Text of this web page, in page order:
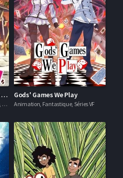
KONOSUBA - God's blessing on this wonderful world!
Animation, Aventure, Fantastique, Séries VF
Gods' Games We Play
Animation, Fantastique, Séries VF